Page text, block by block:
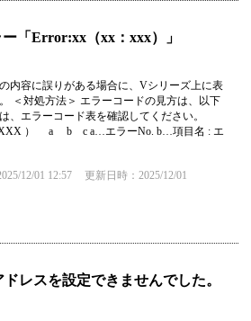
「Error:xx（xx：xxx）」
内容に誤りがある場合に、Vシリーズ上に表
下
、エラーコード表を確認してください。
a…エラーNo. b…項目名 : エ
12/01 12:57
更新日時：2025/12/01
レスを設定できませんでした。